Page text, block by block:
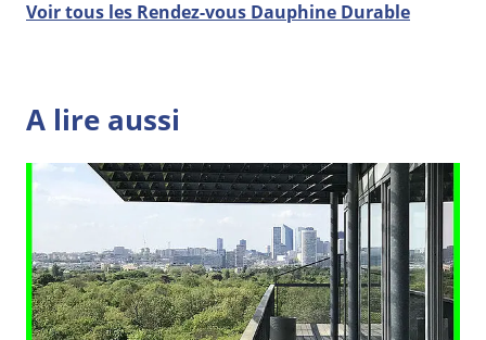
Voir tous les Rendez-vous Dauphine Durable
A lire aussi